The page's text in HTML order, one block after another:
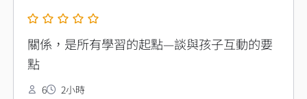
關係，是所有學習的起點—談與孩子互動的要
點
6 2小時